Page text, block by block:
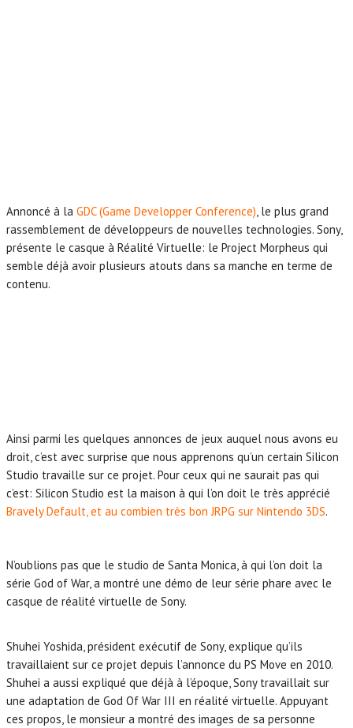
Annoncé à la GDC (Game Developper Conference) , le plus grand
rassemblement de développeurs de nouvelles technologies. Sony,
présente le casque à Réalité Virtuelle: le Project Morpheus qui
semble déjà avoir plusieurs atouts dans sa manche en terme de
contenu.
Ainsi parmi les quelques annonces de jeux auquel nous avons eu
droit, c’est avec surprise que nous apprenons qu’un certain Silicon
Studio travaille sur ce projet. Pour ceux qui ne saurait pas qui
c’est: Silicon Studio est la maison à qui l’on doit le très apprécié
Bravely Default, et au combien très bon JRPG sur Nintendo 3DS.
N’oublions pas que le studio de Santa Monica, à qui l’on doit la
série God of War, a montré une démo de leur série phare avec le
casque de réalité virtuelle de Sony.
Shuhei Yoshida, président exécutif de Sony, explique qu’ils
travaillaient sur ce projet depuis l’annonce du PS Move en 2010.
Shuhei a aussi expliqué que déjà à l’époque, Sony travaillait sur
une adaptation de God Of War III en réalité virtuelle. Appuyant
ces propos, le monsieur a montré des images de sa personne